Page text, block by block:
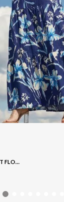
VESTIDO LONGO EST FLORAL - NAVY